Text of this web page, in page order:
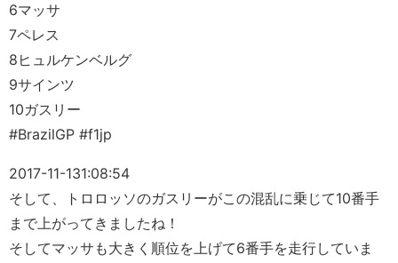
6マッサ
7ペレス
8ヒュルケンベルグ
9サインツ
10ガスリー
#BrazilGP #f1jp
2017-11-131:08:54
そして、トロロッソのガスリーがこの混乱に乗じて10番手
まで上がってきましたね！
そしてマッサも大きく順位を上げて6番手を走行していま